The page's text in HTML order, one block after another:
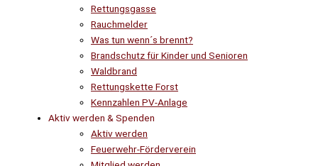
Rettungsgasse
Rauchmelder
Was tun wenn´s brennt?
Brandschutz für Kinder und Senioren
Waldbrand
Rettungskette Forst
Kennzahlen PV-Anlage
Aktiv werden & Spenden
Aktiv werden
Feuerwehr-Förderverein